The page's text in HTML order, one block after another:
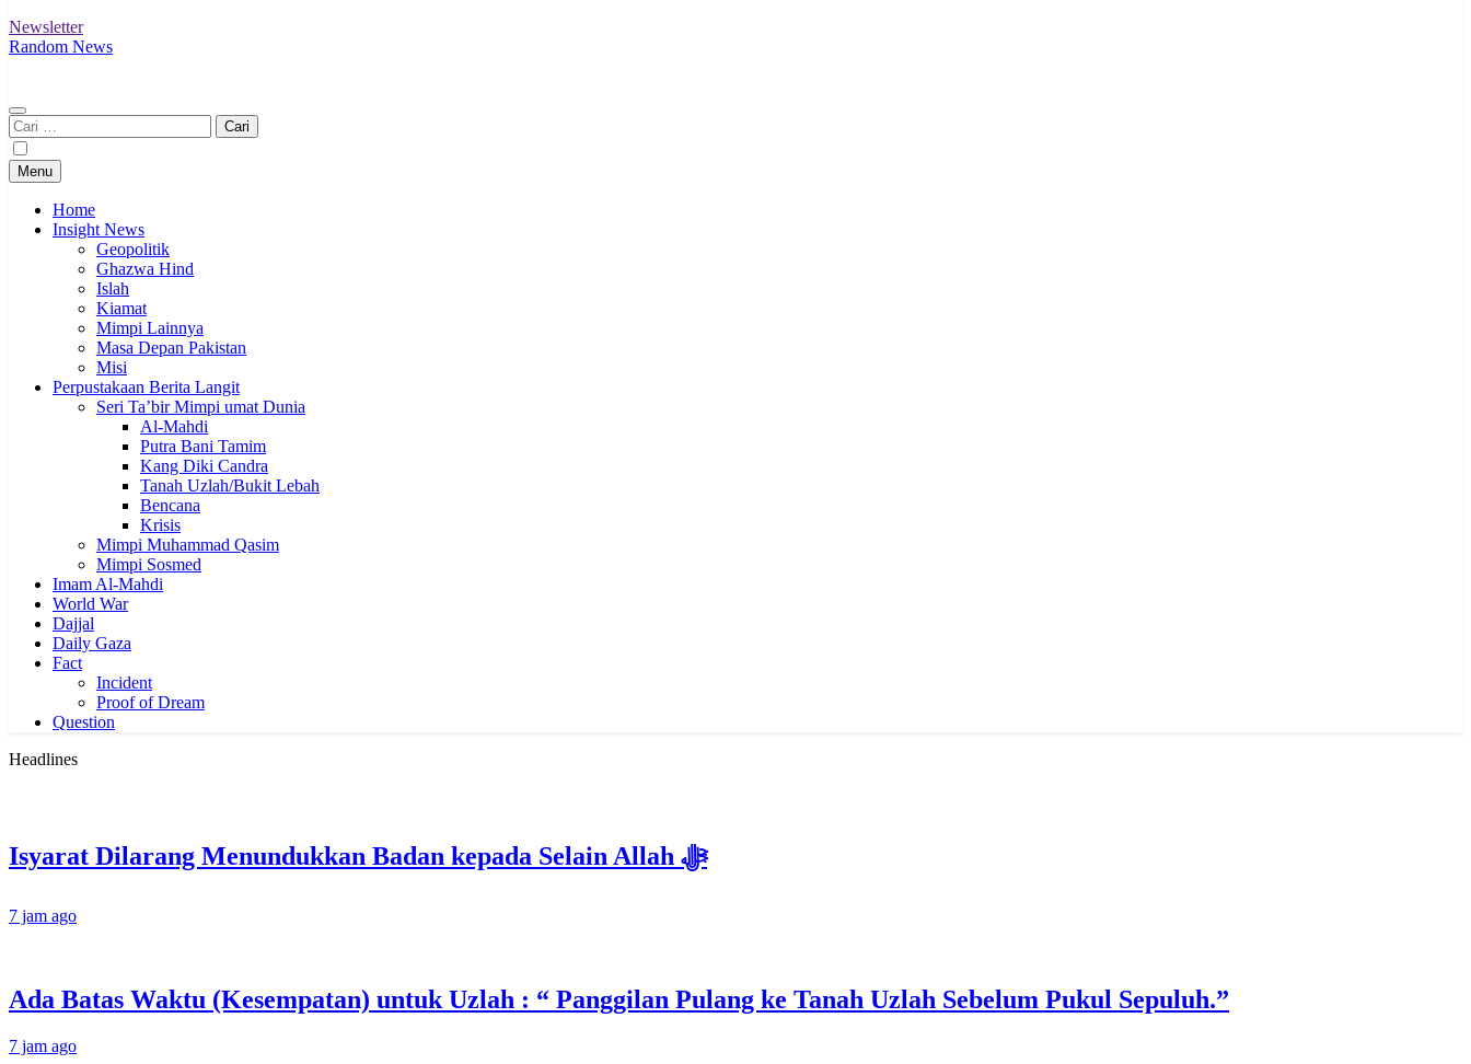
Newsletter
Random News
Cari
untuk:
Menu
Home
Insight News
Geopolitik
Ghazwa Hind
Islah
Kiamat
Mimpi Lainnya
Masa Depan Pakistan
Misi
Perpustakaan Berita Langit
Seri Ta’bir Mimpi umat Dunia
Al-Mahdi
Putra Bani Tamim
Kang Diki Candra
Tanah Uzlah/Bukit Lebah
Bencana
Krisis
Mimpi Muhammad Qasim
Mimpi Sosmed
Imam Al-Mahdi
World War
Dajjal
Daily Gaza
Fact
Incident
Proof of Dream
Question
Headlines
Isyarat Dilarang Menundukkan Badan kepada Selain Allah ﷻ
7 jam ago
Ada Batas Waktu (Kesempatan) untuk Uzlah : “ Panggilan Pulang ke Tanah Uzlah Sebelum Pukul Sepuluh.”
7 jam ago